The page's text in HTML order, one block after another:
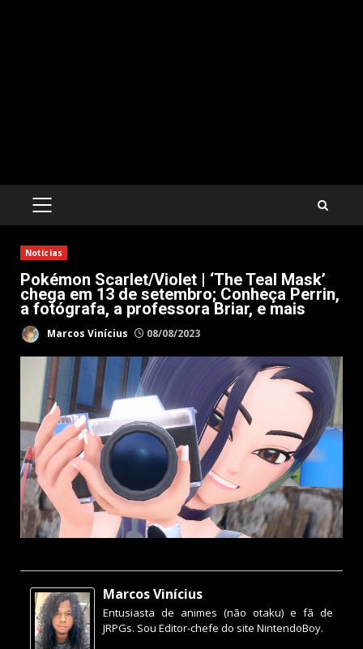
PRIMARY
Notícias
Pokémon Scarlet/Violet | ‘The Teal Mask’
chega em 13 de setembro; Conheça Perrin,
a fotógrafa, a professora Briar, e mais
Marcos Vinícius 08/08/2023
Marcos Vinícius
Entusiasta de animes (não otaku) e fã de
JRPGs. Sou Editor-chefe do site NintendoBoy.